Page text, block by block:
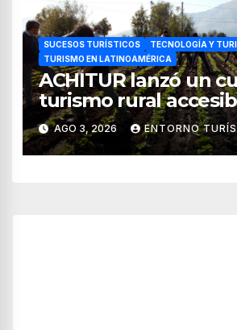
SUCESOS TURÍSTICOS
TECNOLOGÍA Y
TURISMO EN LATINOAMÉRICA
ACHITUR lanzó un
turismo rural
través de WhatsApp
AGO 3, 2026 ENTORNO